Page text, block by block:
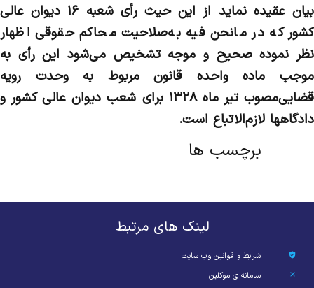
بیان عقیده نماید از این حیث رأی شعبه ۱۶ دیوان عالی
کشور که در مانحن فیه به‌صلاحیت محاکم حقوقی اظهار
نظر نموده صحیح و موجه تشخیص می‌شود این رأی به
موجب ماده واحده قانون مربوط به وحدت رویه
قضایی‌مصوب تیر ماه ۱۳۲۸ برای شعب دیوان عالی کشور و
دادگاهها لازم‌الاتباع است.
برچسب ها
لینک های مرتبط
شرایط و قوانین وب سایت
سامانه ی موکلین